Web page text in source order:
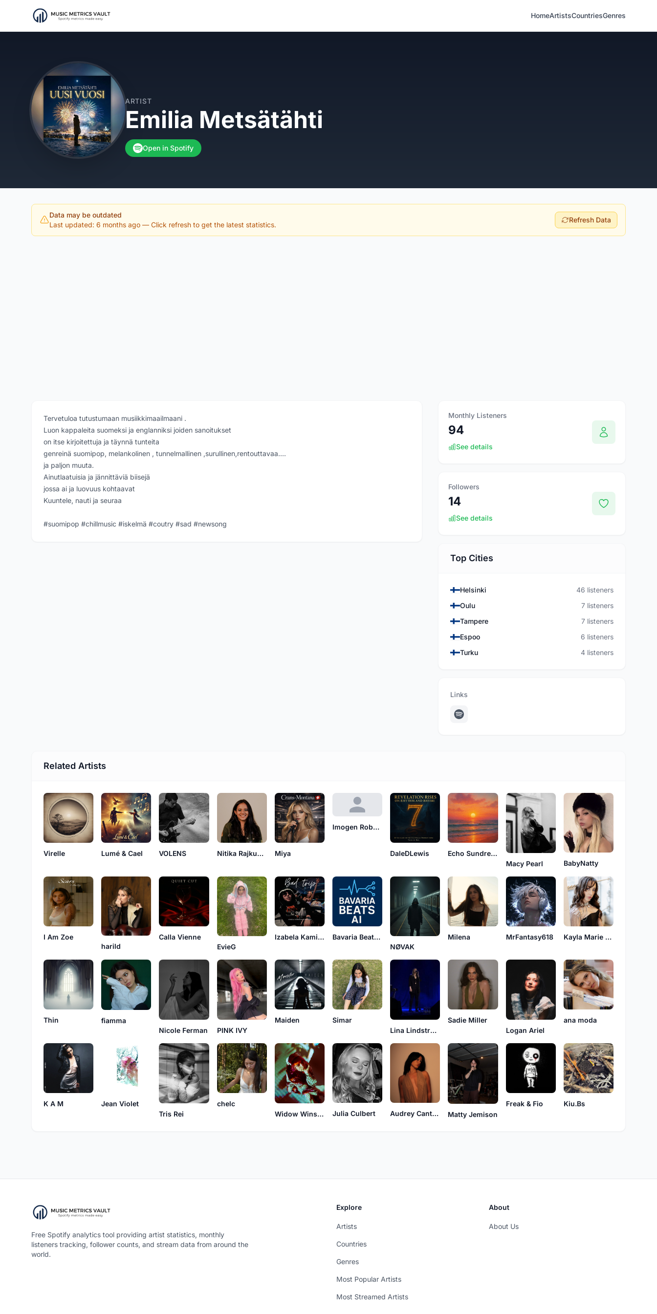
HomeArtistsCountriesGenres
ARTIST
Emilia Metsätähti
Open in Spotify
Data may be outdated
Last updated: 6 months ago — Click refresh to get the latest statistics.
Refresh Data
Tervetuloa tutustumaan musiikkimaailmaani .
Luon kappaleita suomeksi ja englanniksi joiden sanoitukset
on itse kirjoitettuja ja täynnä tunteita
genreinä suomipop, melankolinen , tunnelmallinen ,surullinen,rentouttavaa....
ja paljon muuta.
Ainutlaatuisia ja jännittäviä biisejä
jossa ai ja luovuus kohtaavat
Kuuntele, nauti ja seuraa
#suomipop #chillmusic #iskelmä #coutry #sad #newsong
Monthly Listeners
94
See details
Followers
14
See details
Top Cities
Helsinki
46 listeners
Oulu
7 listeners
Tampere
7 listeners
Espoo
6 listeners
Turku
4 listeners
Links
Related Artists
Virelle Lumé & Cael VOLENS Nitika Rajkumar Miya
Imogen Roberts
DaleDLewis
Echo Sundream
Macy Pearl
BabyNatty
I Am Zoe
harild
Calla Vienne
EvieG
Izabela Kamińska
Bavaria Beats AI
NØVAK
Milena MrFantasy618 Kayla Marie Pulver
Thin
fiamma
Nicole Ferman
PINK IVY
Maiden
Simar
Lina Lindström
Sadie Miller
Logan Ariel
ana moda
K A M
Jean Violet
Tris Rei
chelc
Widow Winslow
Julia Culbert Audrey Cantus Matty Jemison
Freak & Fio Kiu.Bs
Free Spotify analytics tool providing artist statistics, monthly
listeners tracking, follower counts, and stream data from around the
world.
Explore
Artists
Countries
Genres
Most Popular Artists
Most Streamed Artists
About
About Us